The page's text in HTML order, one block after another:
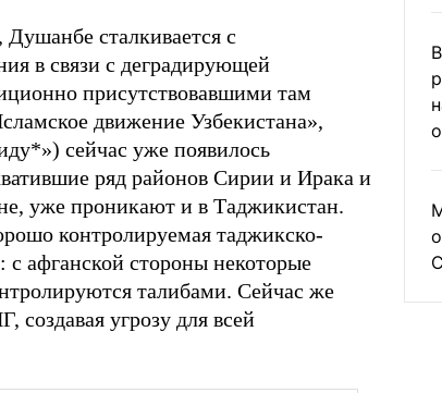
сталкивается с
в связи с деградирующей
присутствовавшими там
движение Узбекистана»,
сейчас уже появилось
ряд районов Сирии и Ирака и
уже проникают и в Таджикистан.
контролируемая таджикско-
с афганской стороны некоторые
талибами. Сейчас же
угрозу для всей